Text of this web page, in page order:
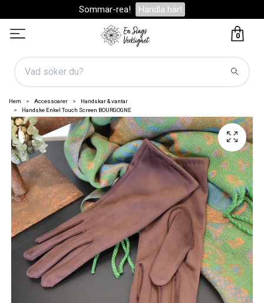
Sommar-rea! Handla här!
0
Hem Accessoarer
Handskar & vantar
Handske Enkel Touch Screen BOURGOGNE